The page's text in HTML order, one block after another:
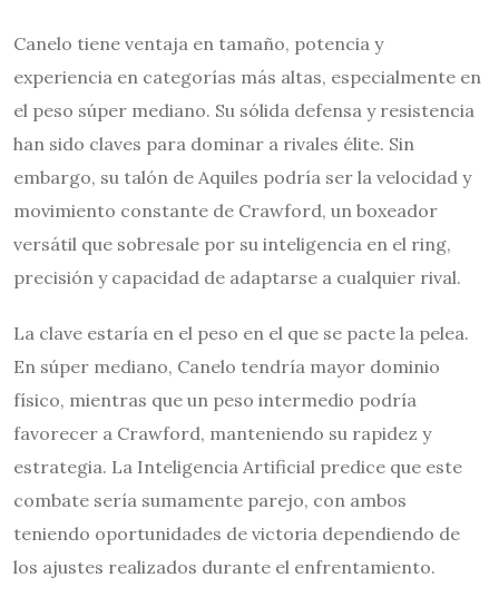
Canelo tiene ventaja en tamaño, potencia y
experiencia en categorías más altas, especialmente en
el peso súper mediano. Su sólida defensa y resistencia
han sido claves para dominar a rivales élite. Sin
embargo, su talón de Aquiles podría ser la velocidad y
movimiento constante de Crawford, un boxeador
versátil que sobresale por su inteligencia en el ring,
precisión y capacidad de adaptarse a cualquier rival.
La clave estaría en el peso en el que se pacte la pelea.
En súper mediano, Canelo tendría mayor dominio
físico, mientras que un peso intermedio podría
favorecer a Crawford, manteniendo su rapidez y
estrategia. La Inteligencia Artificial predice que este
combate sería sumamente parejo, con ambos
teniendo oportunidades de victoria dependiendo de
los ajustes realizados durante el enfrentamiento.